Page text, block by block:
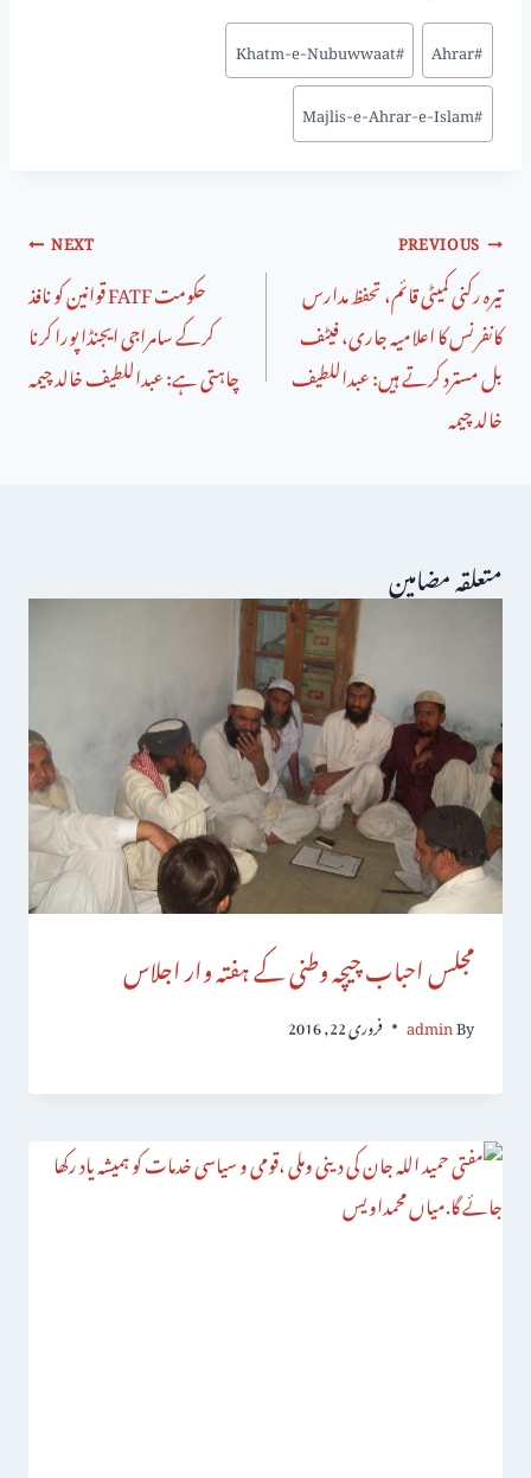
#
Ahrar
#
Khatm-e-Nubuwwaat
#
Majlis-e-Ahrar-e-Islam
PREVIOUS
تیرہ رکنی کمیٹی قائم، تحفظ مدارس
کانفرنس کا اعلامیہ جاری، فیٹف
بل مسترد کرتے ہیں: عبداللطیف
خالد چیمہ
NEXT
حکومت FATF قوانین کو نافذ
کرکے سامراجی ایجنڈا پورا کرنا
چاہتی ہے: عبداللطیف خالد چیمہ
متعلقہ مضامین
مجلس احباب چیچہ وطنی کے ہفتہ وار اجلاس
By
admin فروری 22, 2016